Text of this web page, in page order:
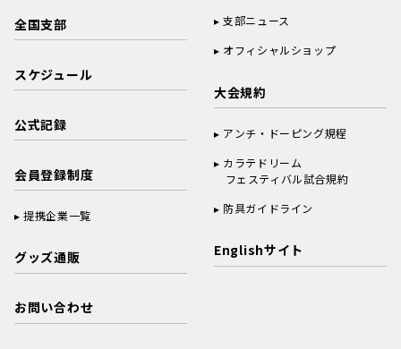
全国支部
スケジュール
公式記録
会員登録制度
提携企業一覧
グッズ通販
お問い合わせ
支部ニュース
オフィシャルショップ
大会規約
アンチ・ドーピング規程
カラテドリーム
フェスティバル試合規約
防具ガイドライン
Englishサイト